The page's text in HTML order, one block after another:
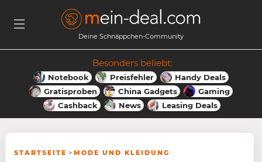
Deine Schnäppchen-Community
Besonders beliebt:
Notebook Preisfehler
Handy Deals
Gratisproben
China Gadgets
Gaming
Cashback
News Leasing Deals
STARTSEITE > MODE UND KLEIDUNG